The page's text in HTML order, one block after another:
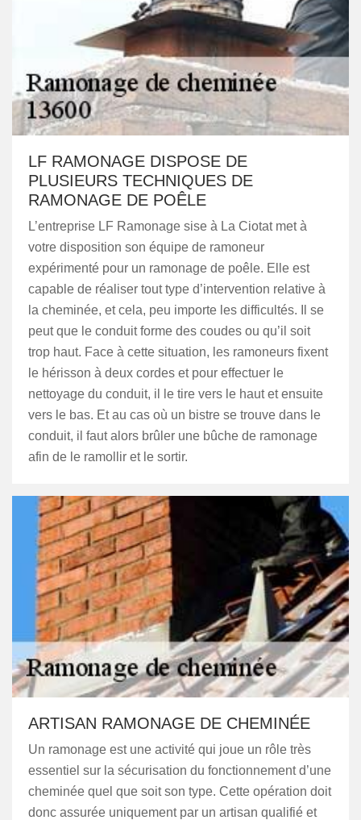
LF RAMONAGE DISPOSE DE
PLUSIEURS TECHNIQUES DE
RAMONAGE DE POÊLE
L’entreprise LF Ramonage sise à La Ciotat met à
votre disposition son équipe de ramoneur
expérimenté pour un ramonage de poêle. Elle est
capable de réaliser tout type d’intervention relative à
la cheminée, et cela, peu importe les difficultés. Il se
peut que le conduit forme des coudes ou qu’il soit
trop haut. Face à cette situation, les ramoneurs fixent
le hérisson à deux cordes et pour effectuer le
nettoyage du conduit, il le tire vers le haut et ensuite
vers le bas. Et au cas où un bistre se trouve dans le
conduit, il faut alors brûler une bûche de ramonage
afin de le ramollir et le sortir.
ARTISAN RAMONAGE DE CHEMINÉE
Un ramonage est une activité qui joue un rôle très
essentiel sur la sécurisation du fonctionnement d’une
cheminée quel que soit son type. Cette opération doit
donc assurée uniquement par un artisan qualifié et